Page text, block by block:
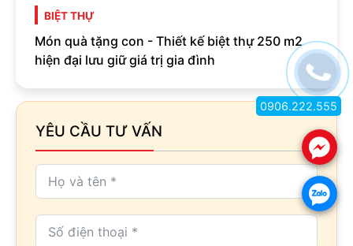
BIỆT THỰ
Món quà tặng con - Thiết kế biệt thự 250 m2
hiện đại lưu giữ giá trị gia đình
YÊU CẦU TƯ VẤN
.
.
0906.222.555